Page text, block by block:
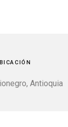
Antioquia